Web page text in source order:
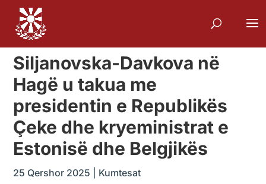
Siljanovska-Davkova në
Hagë u takua me
presidentin e Republikës
Çeke dhe kryeministrat e
Estonisë dhe Belgjikës
25 Qershor 2025 Kumtesat